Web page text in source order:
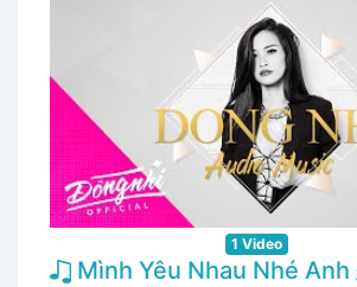
1 Video
Mình Yêu Nhau Nhé Anh